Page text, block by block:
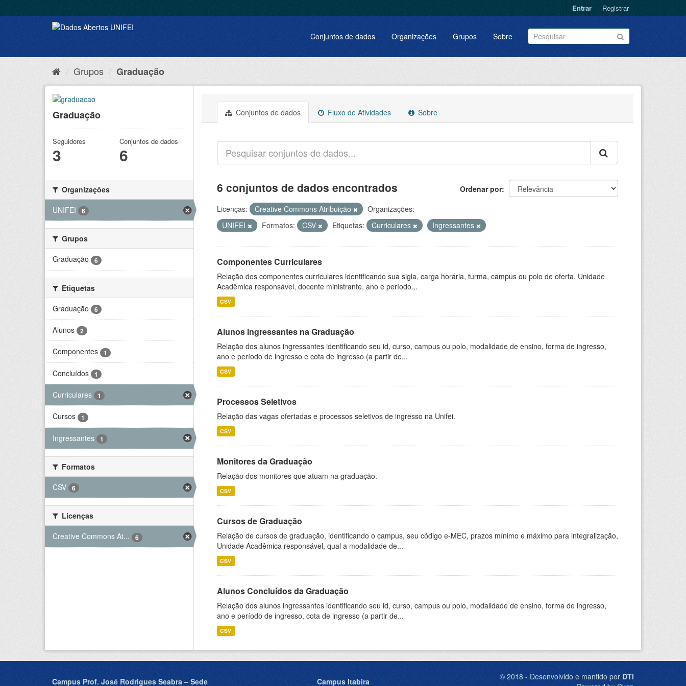
Entrar Registrar
Conjuntos de dados Organizações Grupos Sobre
Grupos Graduação
Graduação
Seguidores
3
Conjuntos de dados
6
Organizações
UNIFEI
6
Grupos
Graduação
6
Etiquetas
Graduação
6
Alunos 2
Componentes 1
Concluídos 1
Curriculares 1
Cursos 1
Ingressantes 1
Formatos
CSV
6
Licenças
Creative Commons At...
6
Conjuntos de dados Fluxo de Atividades Sobre
Ordenar por
6 conjuntos de dados encontrados
Licenças: Creative Commons Atribuição
Organizações:
UNIFEI
Formatos: CSV Etiquetas: Curriculares Ingressantes
Componentes Curriculares
Relação dos componentes curriculares identificando sua sigla, carga horária, turma, campus ou polo de oferta, Unidade
Acadêmica responsável, docente ministrante, ano e período...
CSV
Alunos Ingressantes na Graduação
Relação dos alunos ingressantes identificando seu id, curso, campus ou polo, modalidade de ensino, forma de ingresso,
ano e período de ingresso e cota de ingresso (a partir de...
CSV
Processos Seletivos
Relação das vagas ofertadas e processos seletivos de ingresso na Unifei.
CSV
Monitores da Graduação
Relação dos monitores que atuam na graduação.
CSV
Cursos de Graduação
Relação de cursos de graduação, identificando o campus, seu código e-MEC, prazos mínimo e máximo para integralização,
Unidade Acadêmica responsável, qual a modalidade de...
CSV
Alunos Concluídos da Graduação
Relação dos alunos ingressantes identificando seu id, curso, campus ou polo, modalidade de ensino, forma de ingresso,
ano e período de ingresso, cota de ingresso (a partir de...
CSV
Campus Prof. José Rodrigues Seabra – Sede Campus Itabira © 2018 - Desenvolvido e mantido por DTI